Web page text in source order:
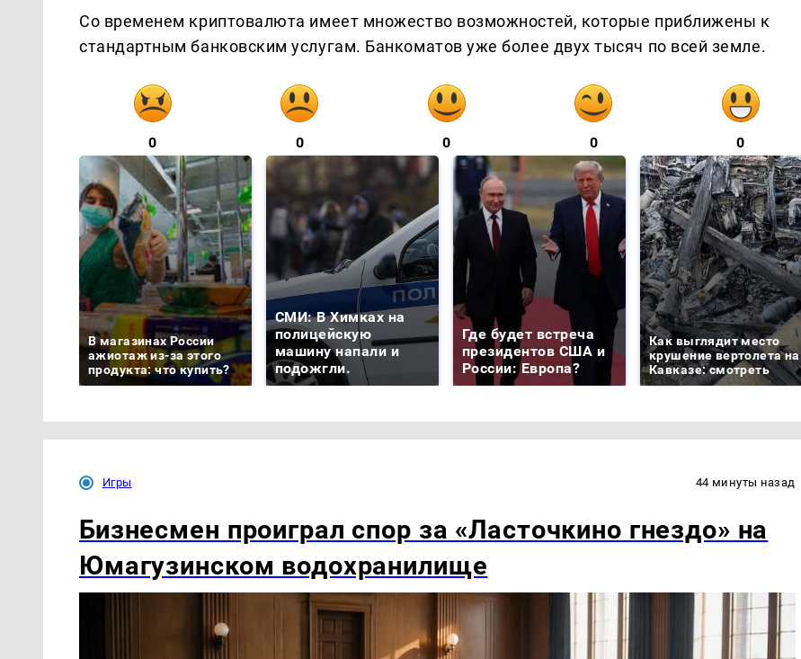
Со временем криптовалюта имеет множество возможностей, которые приближены к
стандартным банковским услугам. Банкоматов уже более двух тысяч по всей земле.
0 0 0 0 0
В магазинах России
ажиотаж из-за этого
продукта: что купить?
СМИ: В Химках на
полицейскую
машину напали и
подожгли.
Где будет встреча
президентов США и
России: Европа?
Как выглядит место
крушение вертолета на
Кавказе: смотреть
Игры 44 минуты назад
Бизнесмен проиграл спор за «Ласточкино гнездо» на
Юмагузинском водохранилище